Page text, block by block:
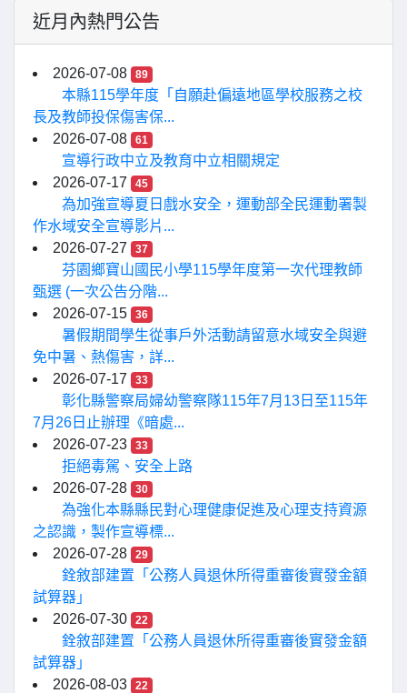
近月內熱門公告
2026-07-08 89
本縣115學年度「自願赴偏遠地區學校服務之校
長及教師投保傷害保...
2026-07-08
61
宣導行政中立及教育中立相關規定
2026-07-17
45
為加強宣導夏日戲水安全，運動部全民運動署製
作水域安全宣導影片...
2026-07-27
37
芬園鄉寶山國民小學115學年度第一次代理教師
甄選 (一次公告分階...
2026-07-15
36
暑假期間學生從事戶外活動請留意水域安全與避
免中暑、熱傷害，詳...
2026-07-17
33
彰化縣警察局婦幼警察隊115年7月13日至115年
7月26日止辦理《暗處...
2026-07-23
33
拒絕毒駕、安全上路
2026-07-28
30
為強化本縣縣民對心理健康促進及心理支持資源
之認識，製作宣導標...
2026-07-28
29
銓敘部建置「公務人員退休所得重審後實發金額
試算器」
2026-07-30
22
銓敘部建置「公務人員退休所得重審後實發金額
試算器」
2026-08-03
22